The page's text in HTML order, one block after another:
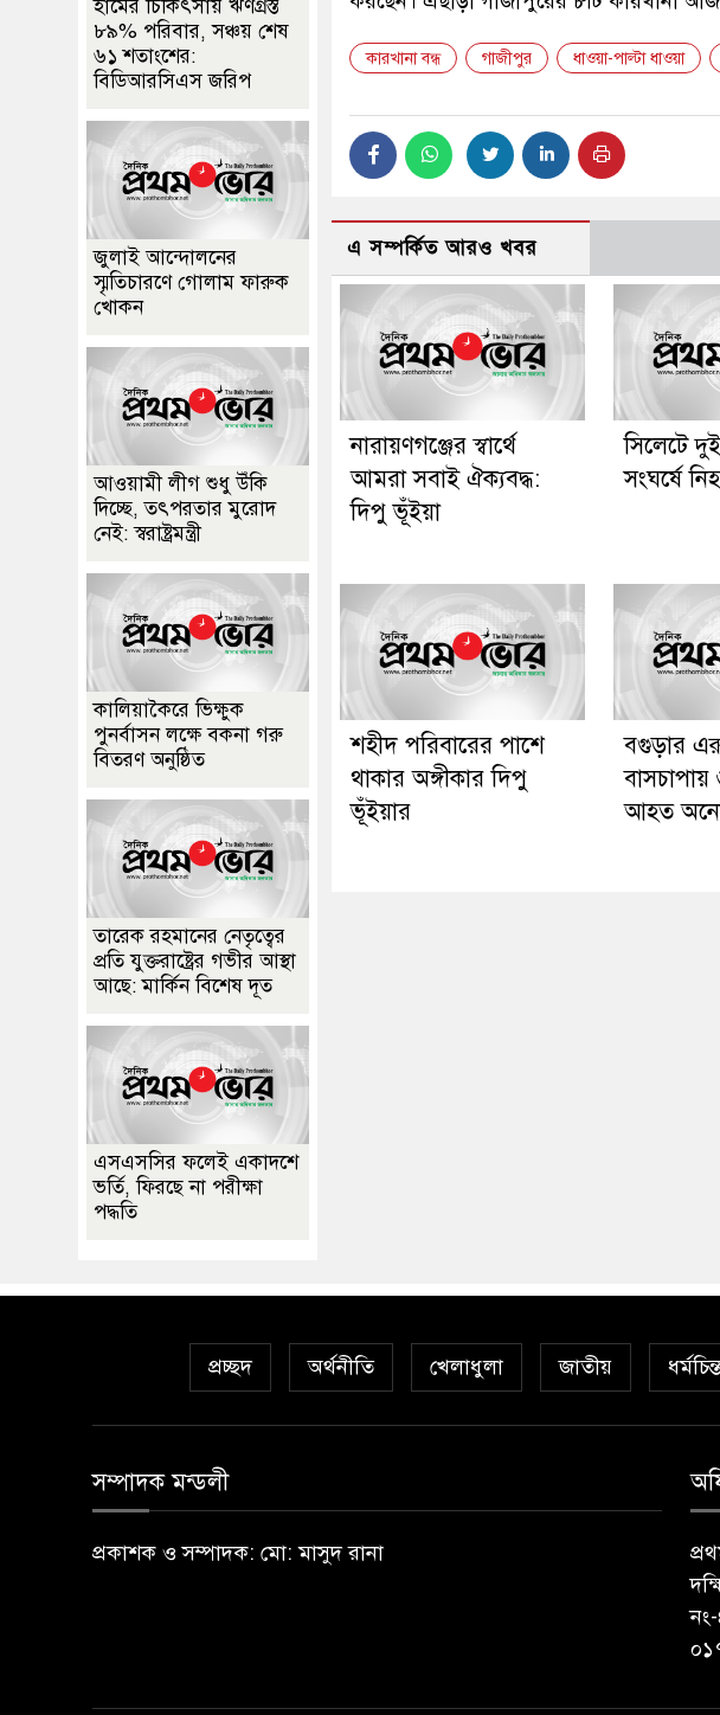
কারখানা বন্ধ গাজীপুর ধাওয়া-পাল্টা ধাওয়া
এ সম্পর্কিত আরও খবর
নারায়ণগঞ্জের স্বার্থে
আমরা সবাই ঐক্যবদ্ধ:
দিপু ভূঁইয়া
সিলেটে
সংঘর্ষে
শহীদ পরিবারের পাশে
থাকার অঙ্গীকার দিপু
ভূঁইয়ার
বগুড়ার
আহত
হামের চিকিৎসায় ঋণগ্রস্ত
৮৯% পরিবার, সঞ্চয় শেষ
৬১ শতাংশের:
বিডিআরসিএস জরিপ
জুলাই আন্দোলনের
স্মৃতিচারণে গোলাম ফারুক
খোকন
আওয়ামী লীগ শুধু উঁকি
দিচ্ছে, তৎপরতার মুরোদ
নেই: স্বরাষ্ট্রমন্ত্রী
কালিয়াকৈরে ভিক্ষুক
পুনর্বাসন লক্ষে বকনা গরু
বিতরণ অনুষ্ঠিত
তারেক রহমানের নেতৃত্বের
প্রতি যুক্তরাষ্ট্রের গভীর আস্থা
আছে: মার্কিন বিশেষ দূত
এসএসসির ফলেই একাদশে
ভর্তি, ফিরছে না পরীক্ষা
পদ্ধতি
প্রচ্ছদ অর্থনীতি খেলাধুলা জাতীয়
সম্পাদক মন্ডলী
প্রকাশক ও সম্পাদক: মো: মাসুদ রানা